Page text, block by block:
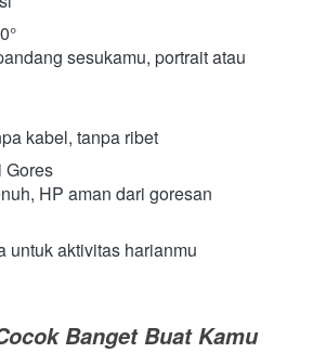
sesukamu, portrait atau
kabel, tanpa ribet
Gores
HP aman dari goresan
untuk aktivitas harianmu
Banget Buat Kamu